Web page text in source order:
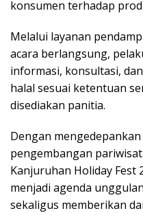
konsumen terhadap
Melalui layanan
acara berlangsung,
informasi, konsultasi,
halal sesuai ketentuan
disediakan panitia.
Dengan
pengembangan
Kanjuruhan Holiday Fest
menjadi agenda
sekaligus memberikan